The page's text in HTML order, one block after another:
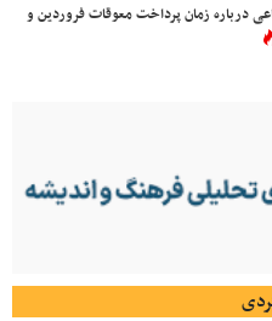
درباره زمان پرداخت معوقات فروردین و